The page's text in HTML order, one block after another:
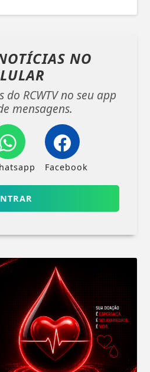
NO
do RCWTV no seu app
mensagens.
Facebook